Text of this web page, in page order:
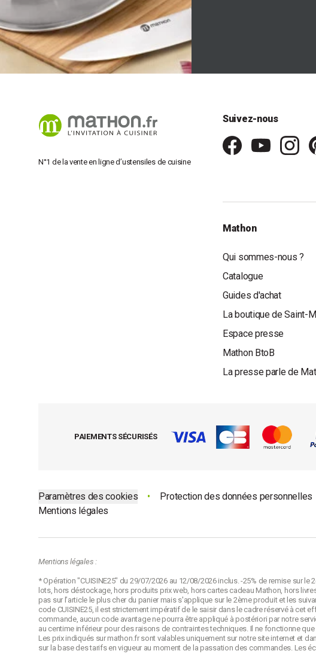
N°1 de la vente en ligne d’ustensiles de cuisine
Suivez-nous
Mathon
Qui sommes-nous ?
Catalogue
Guides d'achat
La boutique de Saint-
Espace presse
Mathon BtoB
La presse parle de
PAIEMENTS SÉCURISÉS
Paramètres des cookies • Protection des données personnelles
Mentions légales
Mentions légales :
* Opération "CUISINE25" du 29/07/2026 au 12/08/2026 inclus. -25% de remise sur
lots, hors déstockage, hors produits prix web, hors cartes cadeau Mathon, hors
pas sur l’article le plus cher du panier mais s'applique sur le 2ème produit et les
code CUISINE25, il est strictement impératif de le saisir dans le cadre réservé à cet
commande, aucun code avantage ne pourra être appliqué à postériori par notre
au centime inférieur pour des raisons de contraintes techniques. Il ne fonctionne
Les prix indiqués sur mathon.fr sont valables uniquement sur notre site internet et
sur la base des tarifs en vigueur au moment de la passation des commandes. Les